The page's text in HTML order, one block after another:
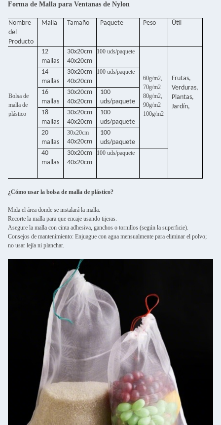
Forma de Malla para Ventanas de Nylon
Nombre
del
Producto
Malla Tamaño Paquete Peso Útil
Bolsa de
malla de
plástico
12
mallas
30x20cm
40x20cm
100 uds/paquete
60g/m2,
70g/m2
80g/m2,
90g/m2
100g/m2
Frutas,
Verduras,
Plantas,
Jardín,
14
mallas
30x20cm
40x20cm
100 uds/paquete
16
mallas
30x20cm
40x20cm
100
uds/paquete
18
mallas
30x20cm
40x20cm
100
uds/paquete
20
mallas
30x20cm
40x20cm
100
uds/paquete
40
mallas
30x20cm
40x20cm
100 uds/paquete
¿Cómo usar la bolsa de malla de plástico?
Mida el área donde se instalará la malla.
Recorte la malla para que encaje usando tijeras.
Asegure la malla con cinta adhesiva, ganchos o tornillos (según la superficie).
Consejos de mantenimiento: Enjuague con agua mensualmente para eliminar el polvo;
no usar lejía ni planchar.